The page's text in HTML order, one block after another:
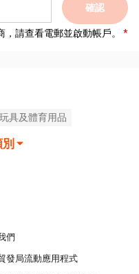
確認
請查看電郵並啟動帳戶。
具及體育用品
們
發局流動應用程式